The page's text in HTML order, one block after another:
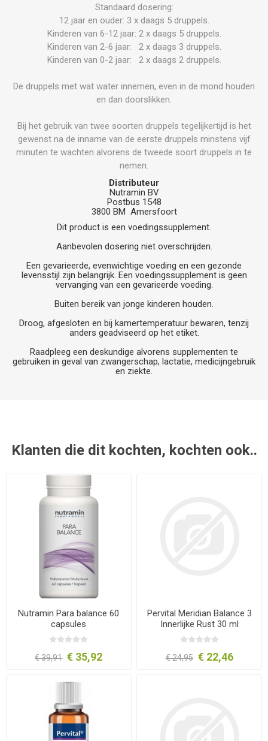
Standaard dosering:
12 jaar en ouder: 3 x daags 5 druppels.
Kinderen van 6-12 jaar: 2 x daags 5 druppels.
Kinderen van 2-6 jaar: 2 x daags 3 druppels.
Kinderen van 0-2 jaar: 2 x daags 2 druppels.
De druppels met wat water innemen, even in de mond houden
en dan doorslikken.
Bij het gebruik van twee soorten druppels tegelijkertijd is het
gewenst na de inname van de eerste druppels minstens vijf
minuten te wachten alvorens de tweede soort druppels in te
nemen.
Distributeur
Nutramin BV
Postbus 1548
3800 BM Amersfoort
Dit product is een voedingssupplement.
Aanbevolen dosering niet overschrijden.
Een gevarieerde, evenwichtige voeding en een gezonde
levensstijl zijn belangrijk. Een voedingssupplement is geen
vervanging van een gevarieerde voeding.
Buiten bereik van jonge kinderen houden.
Droog, afgesloten en bij kamertemperatuur bewaren, tenzij
anders geadviseerd op het etiket.
Raadpleeg een deskundige alvorens supplementen te
gebruiken in geval van zwangerschap, lactatie, medicijngebruik
en ziekte.
Klanten die dit kochten, kochten ook..
Nutramin Para balance 60
capsules
€ 39,91 € 35,92
Pervital Meridian Balance 3
Innerlijke Rust 30 ml
€ 24,95 € 22,46